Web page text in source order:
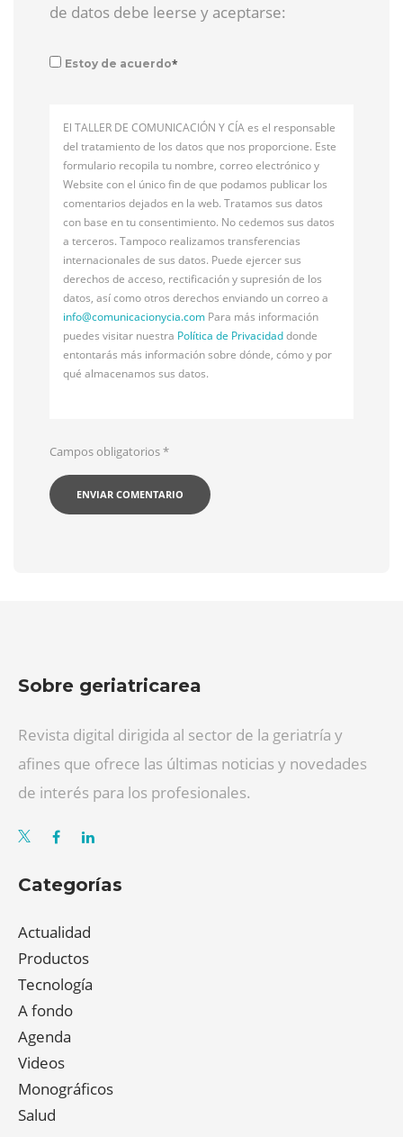
de datos debe leerse y aceptarse:
Estoy de acuerdo*
El TALLER DE COMUNICACIÓN Y CÍA es el responsable
del tratamiento de los datos que nos proporcione. Este
formulario recopila tu nombre, correo electrónico y
Website con el único fin de que podamos publicar los
comentarios dejados en la web. Tratamos sus datos
con base en tu consentimiento. No cedemos sus datos
a terceros. Tampoco realizamos transferencias
internacionales de sus datos. Puede ejercer sus
derechos de acceso, rectificación y supresión de los
datos, así como otros derechos enviando un correo a
info@comunicacionycia.com Para más información
puedes visitar nuestra Política de Privacidaddonde
entontarás más información sobre dónde, cómo y por
qué almacenamos sus datos.
Campos obligatorios*
Sobre geriatricarea
Revista digital dirigida al sector de la geriatría y
afines que ofrece las últimas noticias y novedades
de interés para los profesionales.
Categorías
Actualidad
Productos
Tecnología
A fondo
Agenda
Videos
Monográficos
Salud